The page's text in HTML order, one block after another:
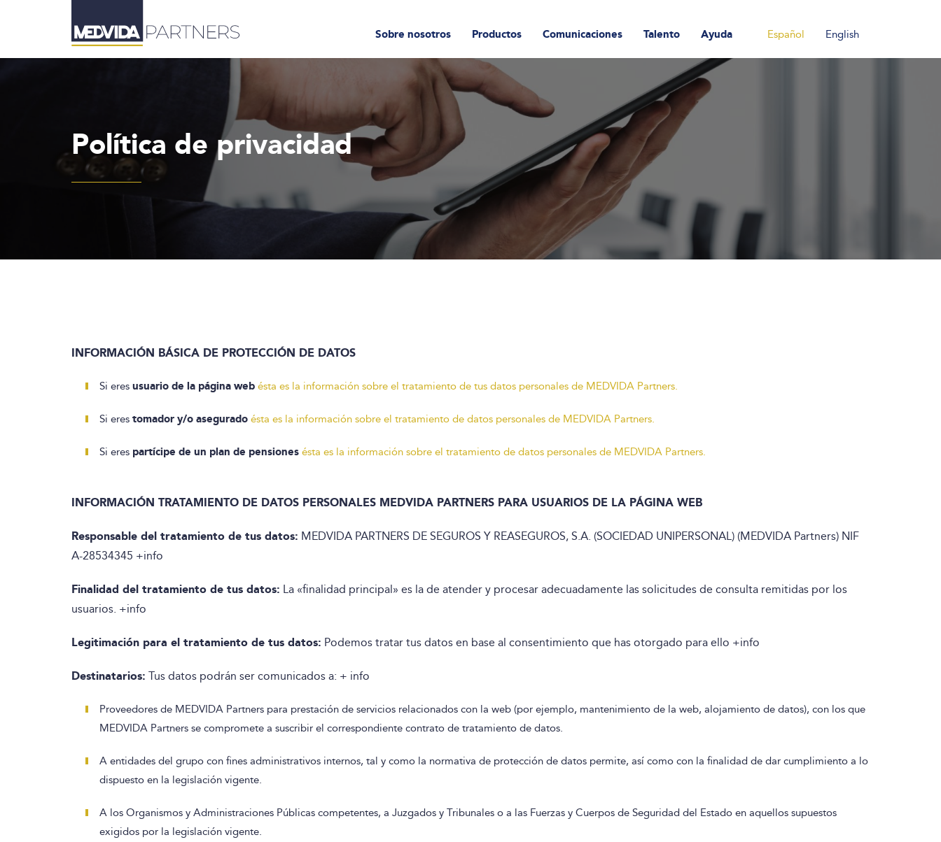
Sobre nosotros Productos Comunicaciones Talento Ayuda Español English
Política de privacidad
INFORMACIÓN BÁSICA DE PROTECCIÓN DE DATOS
Si eres usuario de la página web ésta es la información sobre el tratamiento de tus datos personales de MEDVIDA Partners.
Si eres tomador y/o asegurado ésta es la información sobre el tratamiento de datos personales de MEDVIDA Partners.
Si eres partícipe de un plan de pensiones ésta es la información sobre el tratamiento de datos personales de MEDVIDA Partners.
INFORMACIÓN TRATAMIENTO DE DATOS PERSONALES MEDVIDA PARTNERS PARA USUARIOS DE LA PÁGINA WEB
Responsable del tratamiento de tus datos: MEDVIDA PARTNERS DE SEGUROS Y REASEGUROS, S.A. (SOCIEDAD UNIPERSONAL) (MEDVIDA Partners) NIF
A-28534345 +info
Finalidad del tratamiento de tus datos: La «finalidad principal» es la de atender y procesar adecuadamente las solicitudes de consulta remitidas por los
usuarios. +info
Legitimación para el tratamiento de tus datos: Podemos tratar tus datos en base al consentimiento que has otorgado para ello +info
Destinatarios: Tus datos podrán ser comunicados a: + info
Proveedores de MEDVIDA Partners para prestación de servicios relacionados con la web (por ejemplo, mantenimiento de la web, alojamiento de datos), con los que
MEDVIDA Partners se compromete a suscribir el correspondiente contrato de tratamiento de datos.
A entidades del grupo con fines administrativos internos, tal y como la normativa de protección de datos permite, así como con la finalidad de dar cumplimiento a lo
dispuesto en la legislación vigente.
A los Organismos y Administraciones Públicas competentes, a Juzgados y Tribunales o a las Fuerzas y Cuerpos de Seguridad del Estado en aquellos supuestos
exigidos por la legislación vigente.